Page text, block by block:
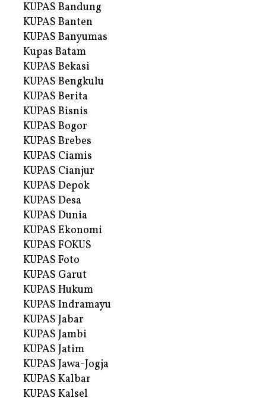
KUPAS Bandung
KUPAS Banten
KUPAS Banyumas
Kupas Batam
KUPAS Bekasi
KUPAS Bengkulu
KUPAS Berita
KUPAS Bisnis
KUPAS Bogor
KUPAS Brebes
KUPAS Ciamis
KUPAS Cianjur
KUPAS Depok
KUPAS Desa
KUPAS Dunia
KUPAS Ekonomi
KUPAS FOKUS
KUPAS Foto
KUPAS Garut
KUPAS Hukum
KUPAS Indramayu
KUPAS Jabar
KUPAS Jambi
KUPAS Jatim
KUPAS Jawa-Jogja
KUPAS Kalbar
KUPAS Kalsel